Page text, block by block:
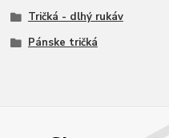
Tričká - dlhý rukáv
Pánske tričká